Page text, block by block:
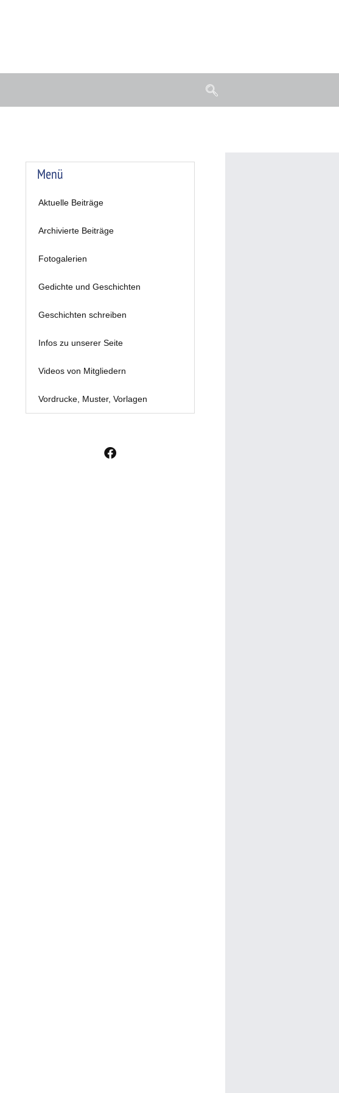
Menü
Aktuelle Beiträge
Archivierte Beiträge
Fotogalerien
Gedichte und Geschichten
Geschichten schreiben
Infos zu unserer Seite
Videos von Mitgliedern
Vordrucke, Muster, Vorlagen
F
a